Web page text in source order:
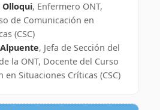
Olloqui, Enfermero ONT,
de Comunicación en
(CSC)
, Jefa de Sección del
la ONT, Docente del Curso
en Situaciones Críticas (CSC)